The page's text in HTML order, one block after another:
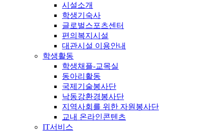
시설소개
학생기숙사
글로벌스포츠센터
편의복지시설
대관시설 이용안내
학생활동
학생채플-교목실
동아리활동
국제기술봉사단
낙동강환경봉사단
지역사회를 위한 자원봉사단
교내 온라인콘텐츠
IT서비스